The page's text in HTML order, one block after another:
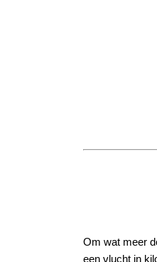
Om wat meer
een vlucht in